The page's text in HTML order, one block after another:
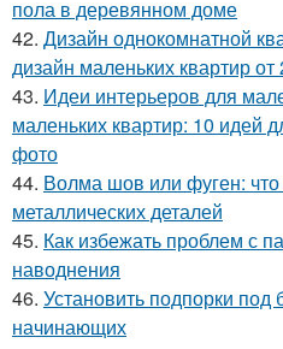
пола в деревянном доме
42. Дизайн однокомнатной
дизайн маленьких квартир
43. Идеи интерьеров для
маленьких квартир: 10 идей
фото
44. Волма шов или фуген:
металлических деталей
45. Как избежать проблем с
наводнения
46. Установить подпорки под
начинающих